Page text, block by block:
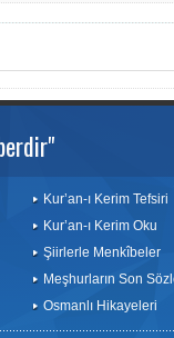
Kur’an-ı Kerim Tefsiri
Kur’an-ı Kerim Oku
Şiirlerle Menkîbeler
Meşhurların Son
Osmanlı Hikayeleri